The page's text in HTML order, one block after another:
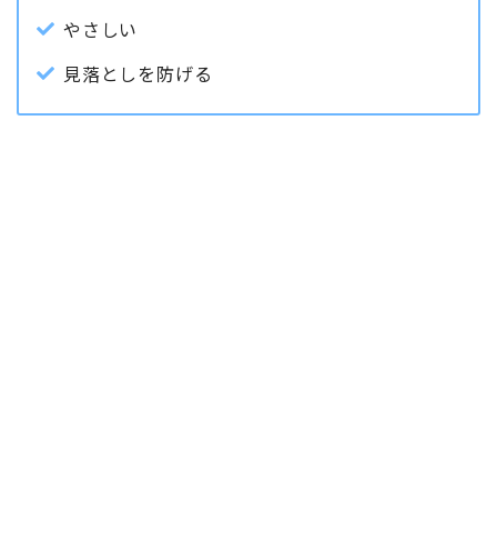
やさしい
見落としを防げる